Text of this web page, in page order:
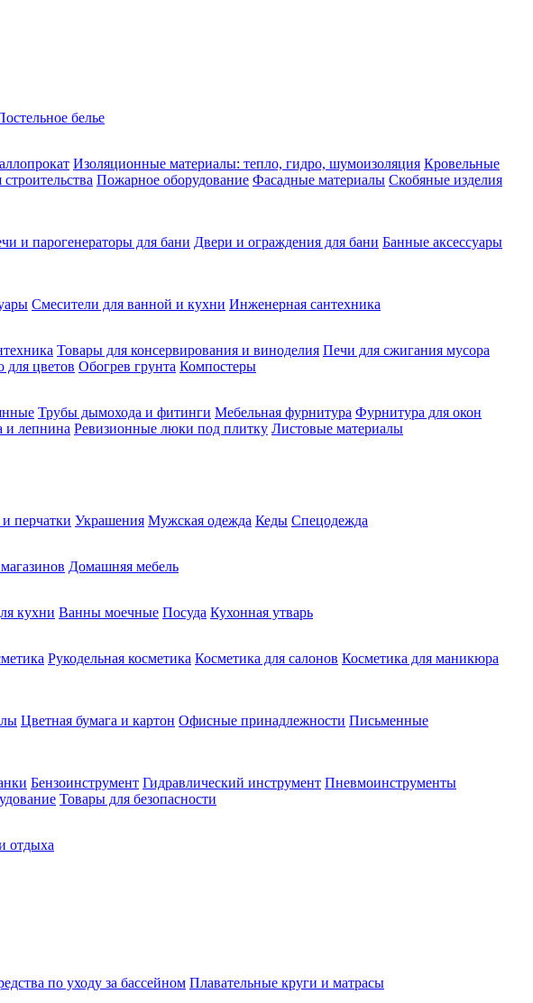
белье
Изоляционные материалы: тепло, гидро, шумоизоляция Кровельные
Пожарное оборудование Фасадные материалы Скобяные изделия
и парогенераторы для бани Двери и ограждения для бани Банные аксессуары
Смесители для ванной и кухни Инженерная сантехника
Товары для консервирования и виноделия Печи для сжигания мусора
цветов Обогрев грунта Компостеры
Трубы дымохода и фитинги Мебельная фурнитура Фурнитура для окон
и лепнина Ревизионные люки под плитку Листовые материалы
перчатки Украшения Мужская одежда Кеды Спецодежда
Домашняя мебель
кухни Ванны моечные Посуда Кухонная утварь
Рукодельная косметика Косметика для салонов Косметика для маникюра
Цветная бумага и картон Офисные принадлежности Письменные
Бензоинструмент Гидравлический инструмент Пневмоинструменты
Товары для безопасности
отдыха
по уходу за бассейном Плавательные круги и матрасы